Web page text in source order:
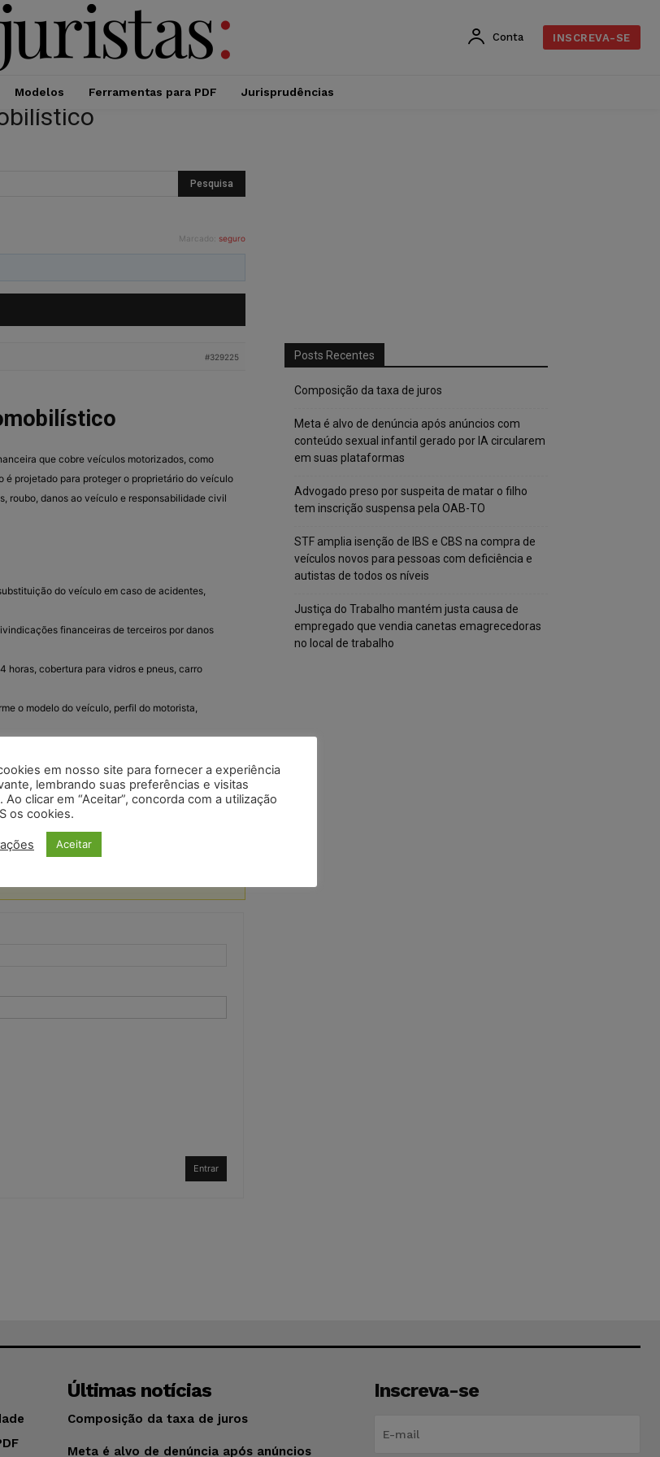
Conta INSCREVA-SE
Modelos Ferramentas para PDF Jurisprudências
Marcado: seguro
#329225
que cobre veículos motorizados, como
é projetado para proteger o proprietário do veículo
roubo, danos ao veículo e responsabilidade civil
do veículo em caso de acidentes,
financeiras de terceiros por danos
horas, cobertura para vidros e pneus, carro
o modelo do veículo, perfil do motorista,
de sinistro antes que a seguradora cubra o
e tranquilidade ao proprietário do
Entrar
Posts Recentes
Composição da taxa de juros
Meta é alvo de denúncia após anúncios com
conteúdo sexual infantil gerado por IA circularem
em suas plataformas
Advogado preso por suspeita de matar o filho
tem inscrição suspensa pela OAB-TO
STF amplia isenção de IBS e CBS na compra de
veículos novos para pessoas com deficiência e
autistas de todos os níveis
Justiça do Trabalho mantém justa causa de
empregado que vendia canetas emagrecedoras
no local de trabalho
Últimas notícias
Composição da taxa de juros
Meta é alvo de denúncia após anúncios
Inscreva-se
em nosso site para fornecer a experiência
lembrando suas preferências e visitas
Ao clicar em “Aceitar”, concorda com a utilização
os cookies.
Aceitar